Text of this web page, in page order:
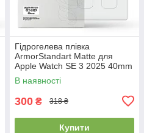
Гідрогелева плівка
ArmorStandart Matte для
Apple Watch SE 3 2025 40mm
6 шт. (ARM91995)
В наявності
300 ₴ 318 ₴
Купити